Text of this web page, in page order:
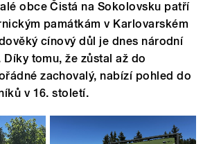
obce Čistá na Sokolovsku patří
památkám v Karlovarském
cínový důl je dnes národní
tomu, že zůstal až do
zachovalý, nabízí pohled do
v 16. století.